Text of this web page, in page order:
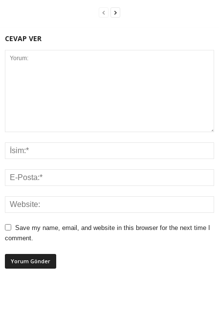
CEVAP VER
Save my name, email, and website in this browser for the next time I
comment.